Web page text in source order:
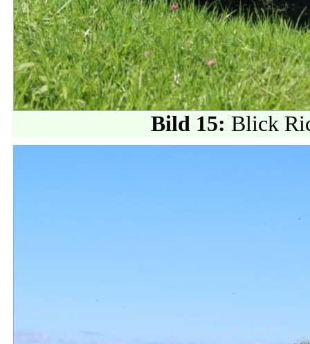
Bild 15: Blick